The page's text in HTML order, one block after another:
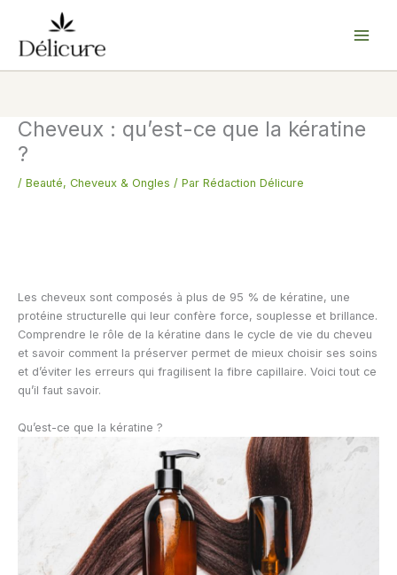
contenu
Cheveux : qu’est-ce que la kératine
?
/ Beauté, Cheveux & Ongles / Par Rédaction Délicure
Les cheveux sont composés à plus de 95 % de kératine, une
protéine structurelle qui leur confère force, souplesse et brillance.
Comprendre le rôle de la kératine dans le cycle de vie du cheveu
et savoir comment la préserver permet de mieux choisir ses soins
et d’éviter les erreurs qui fragilisent la fibre capillaire. Voici tout ce
qu’il faut savoir.
Qu’est-ce que la kératine ?